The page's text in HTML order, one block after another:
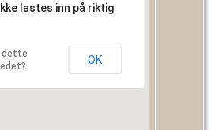
lastes inn på riktig
dette
OK